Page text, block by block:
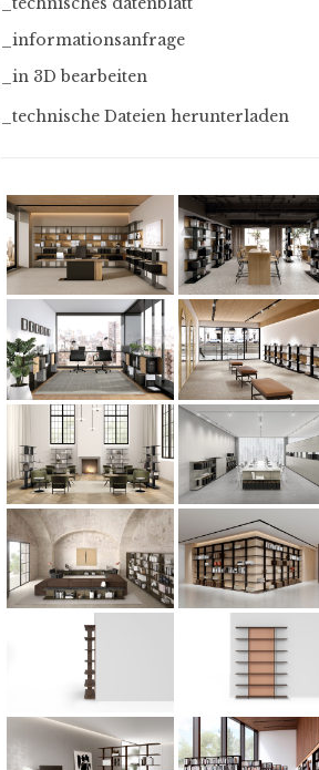
_informationsanfrage
_in 3D bearbeiten
_technische Dateien herunterladen